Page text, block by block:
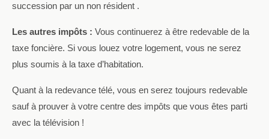
succession par un non résident .
Les autres impôts : Vous continuerez à être redevable de la
taxe foncière. Si vous louez votre logement, vous ne serez
plus soumis à la taxe d’habitation.
Quant à la redevance télé, vous en serez toujours redevable
sauf à prouver à votre centre des impôts que vous êtes parti
avec la télévision !